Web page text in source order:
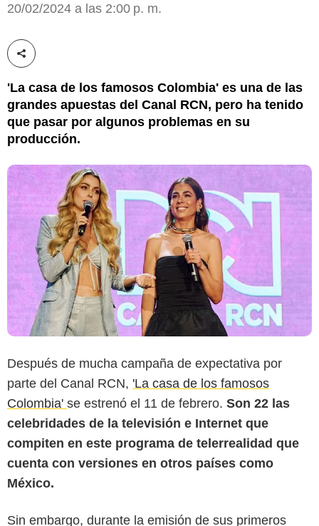
20/02/2024 a las 2:00 p. m.
Compartir esta noticia
'La casa de los famosos Colombia' es una de las
grandes apuestas del Canal RCN, pero ha tenido
que pasar por algunos problemas en su
producción.
Después de mucha campaña de expectativa por
parte del Canal RCN, 'La casa de los famosos
Colombia' se estrenó el 11 de febrero. Son 22 las
celebridades de la televisión e Internet que
compiten en este programa de telerrealidad que
cuenta con versiones en otros países como
México.
Sin embargo, durante la emisión de sus primeros
Canal RCN